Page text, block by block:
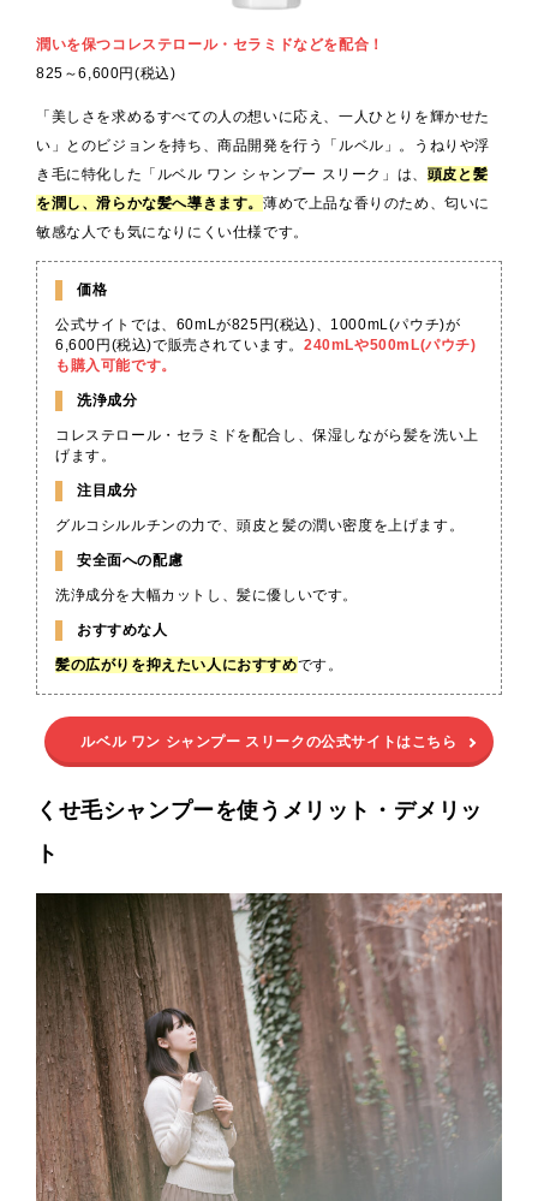
潤いを保つコレステロール・セラミドなどを配合！
825～6,600円(税込)
「美しさを求めるすべての人の想いに応え、一人ひとりを輝かせた
い」とのビジョンを持ち、商品開発を行う「ルベル」。うねりや浮
き毛に特化した「ルベル ワン シャンプー スリーク」は、 頭皮と髪
を潤し、滑らかな髪へ導きます。 薄めで上品な香りのため、匂いに
敏感な人でも気になりにくい仕様です。
価格
公式サイトでは、60mLが825円(税込)、1000mL(パウチ)が
6,600円(税込)で販売されています。 240mLや500mL(パウチ)
も購入可能です。
洗浄成分
コレステロール・セラミドを配合し、保湿しながら髪を洗い上
げます。
注目成分
グルコシルルチンの力で、頭皮と髪の潤い密度を上げます。
安全面への配慮
洗浄成分を大幅カットし、髪に優しいです。
おすすめな人
髪の広がりを抑えたい人におすすめです。
ルベル ワン シャンプー スリークの公式サイトはこちら
くせ毛シャンプーを使うメリット・デメリッ
ト